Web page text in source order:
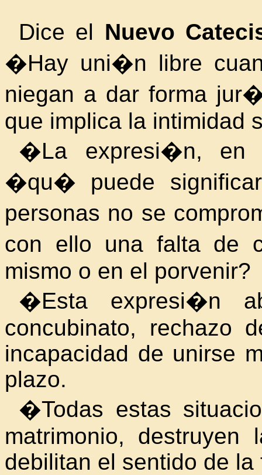
Dice el Nuevo
�Hay uni�n libre
niegan a dar forma
que implica la intimidad
�La expresi�n, en
�qu� puede
personas no se
con ello una falta de
mismo o en el porvenir?
�Esta expresi�n
concubinato, rechazo
incapacidad de unirse
plazo.
�Todas estas
matrimonio,
debilitan el sentido de la